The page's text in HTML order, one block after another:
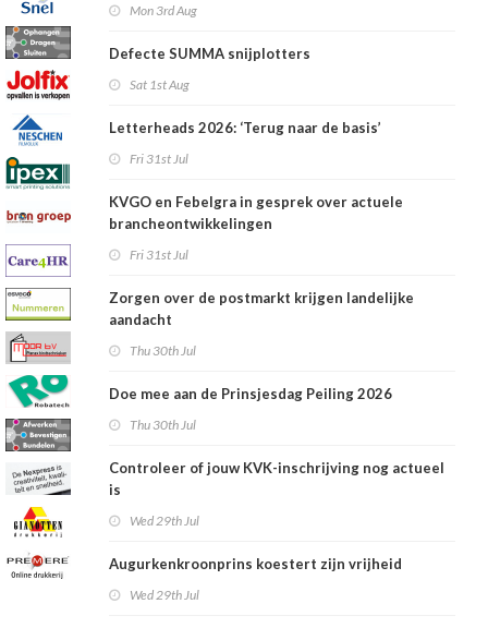
Mon 3rd Aug
Defecte SUMMA snijplotters
Sat 1st Aug
Letterheads 2026: ‘Terug naar de basis’
Fri 31st Jul
KVGO en Febelgra in gesprek over actuele
brancheontwikkelingen
Fri 31st Jul
Zorgen over de postmarkt krijgen landelijke
aandacht
Thu 30th Jul
Doe mee aan de Prinsjesdag Peiling 2026
Thu 30th Jul
Controleer of jouw KVK-inschrijving nog actueel
is
Wed 29th Jul
Augurkenkroonprins koestert zijn vrijheid
Wed 29th Jul